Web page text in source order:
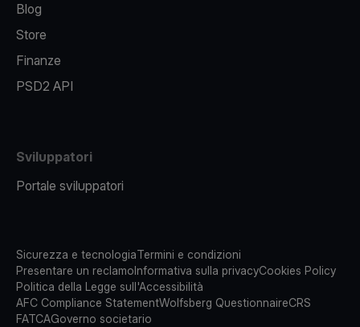
Blog
Store
Finanze
PSD2 API
Sviluppatori
Portale sviluppatori
Sicurezza e tecnologiaTermini e condizioni
Presentare un reclamoInformativa sulla privacyCookies Policy
Politica della Legge sull'Accessibilità
AFC Compliance StatementWolfsberg QuestionnaireCRS
FATCAGoverno societario